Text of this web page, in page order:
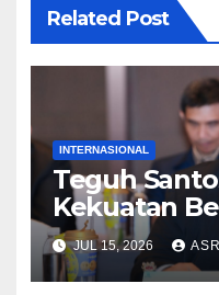
Related Post
INTERNASIONAL
Teguh
Kekuatan
Konflik dan
Narasi
JUL 15, 2026